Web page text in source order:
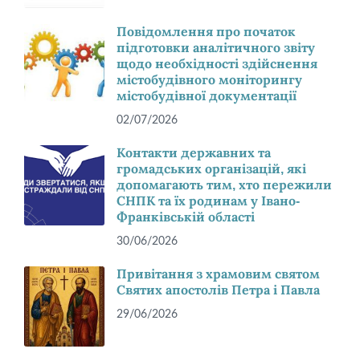
Повідомлення про початок
підготовки аналітичного звіту
щодо необхідності здійснення
містобудівного моніторингу
містобудівної документації
02/07/2026
Контакти державних та
громадських організацій, які
допомагають тим, хто пережили
СНПК та їх родинам у Івано-
Франківській області
30/06/2026
Привітання з храмовим святом
Святих апостолів Петра і Павла
29/06/2026